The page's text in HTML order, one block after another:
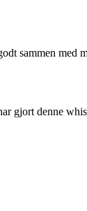
sammen med
gjort denne